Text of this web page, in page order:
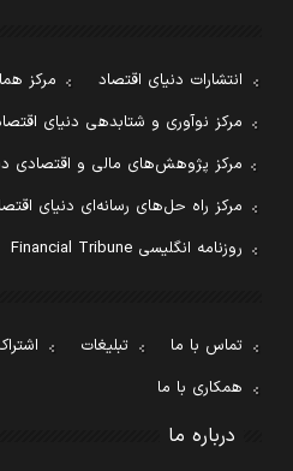
انتشارات دنیای اقتصاد
مرکز
مرکز نوآوری و شتابدهی دنیای
مرکز پژوهش‌های مالی و اقتصادی
مرکز راه حل‌های رسانه‌ای دنیای
روزنامه انگلیسی Financial Tribune
تماس با ما تبلیغات
همکاری با ما
درباره ما